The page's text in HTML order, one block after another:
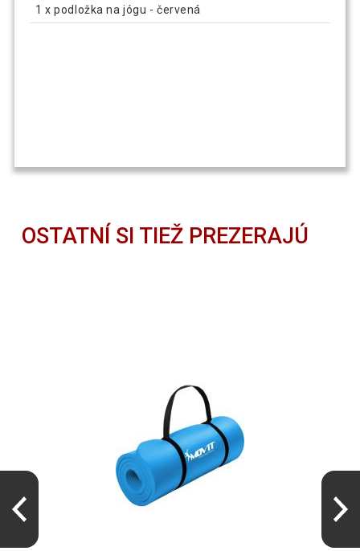
1 x podložka na jógu - červená
OSTATNÍ SI TIEŽ PREZERAJÚ